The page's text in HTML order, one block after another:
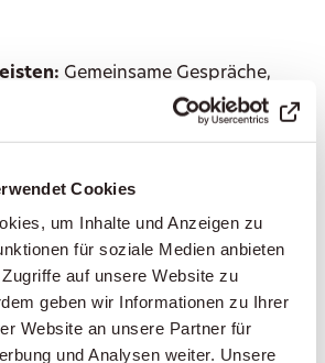
Cookies
um Inhalte und Anzeigen zu
für soziale Medien anbieten
auf unsere Website zu
geben wir Informationen zu Ihrer
Website an unsere Partner für
und Analysen weiter. Unsere
Gemeinsame Gespräche,
Erinnerungen teilen – für soziale
leichte Reinigungsarbeiten
Haus:Arztbesuche, Einkäufe,
– immer an
Mahlzeiten zubereiten: